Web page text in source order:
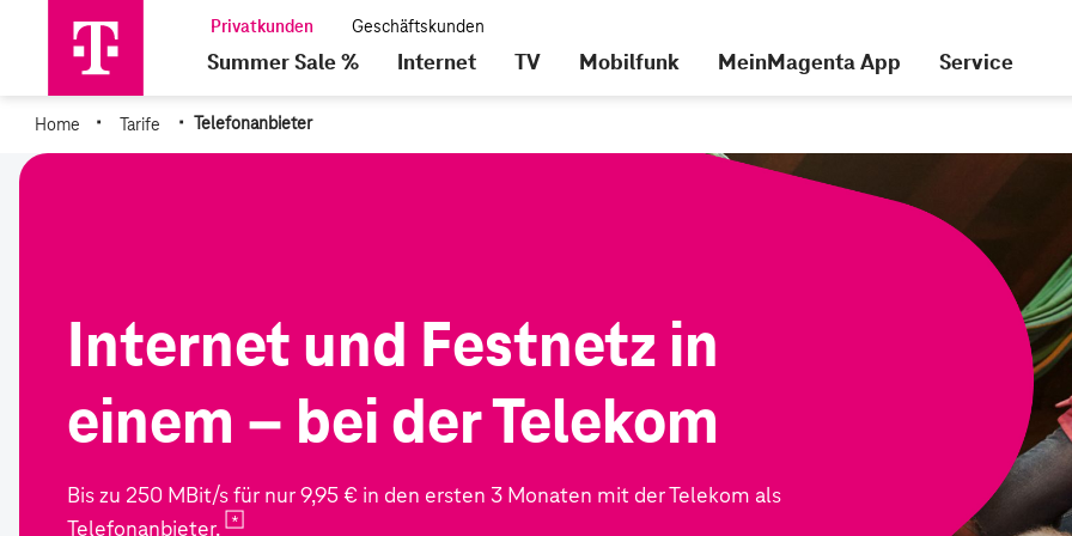
Summer Sale % Internet TV Mobilfunk MeinMagenta App Service
Home · Tarife · Telefonanbieter
Internet und Festnetz in
einem – bei der Telekom
Bis zu 250 MBit/s für nur 9,95 € in den ersten 3 Monaten mit der Telekom als
Telefonanbieter.